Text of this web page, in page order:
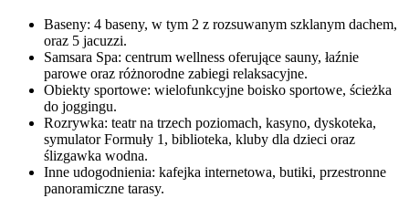
Baseny: 4 baseny, w tym 2 z rozsuwanym szklanym dachem,
oraz 5 jacuzzi.​
Samsara Spa: centrum wellness oferujące sauny, łaźnie
parowe oraz różnorodne zabiegi relaksacyjne.​
Obiekty sportowe: wielofunkcyjne boisko sportowe, ścieżka
do joggingu.​
Rozrywka: teatr na trzech poziomach, kasyno, dyskoteka,
symulator Formuły 1, biblioteka, kluby dla dzieci oraz
ślizgawka wodna.​
Inne udogodnienia: kafejka internetowa, butiki, przestronne
panoramiczne tarasy.​